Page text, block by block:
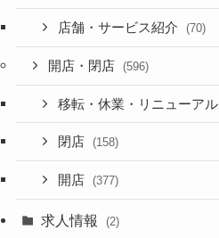
店舗・サービス紹介 (70)
開店・閉店 (596)
移転・休業・リニューアル
閉店 (158)
開店 (377)
求人情報 (2)